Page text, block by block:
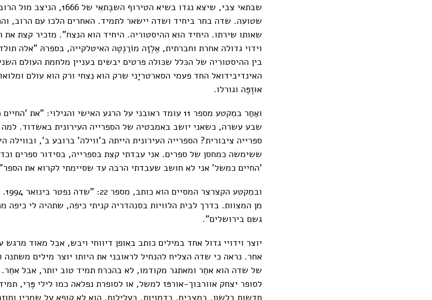
שבּתאי צבי, שיצא נגדו בשיא הטירוף
שטועה. שדה בחר ביחיד ושדה יישאר לתמיד. האחרים הלכו עם הרוב,
שאותו שירתו. היחיד הוא ההיסטוריה. היחיד הוא הנצח". מזכיר קצת
וידוי גדולה אחרת וחברתית, אֶלְזָה מוֹרַנְטֶה האיטלקייה, בספרהּ "אלה
בין ההיסטוריה של הכּלל שכּולה פרטים יבשים בעניין מלחמת העולם
האינדיבידואל החד פעמי הסארטריָני שרק הוא נִצחי ורק הוא עולם
אוּזֶפֶּה וגורלו.
ואַחַר במִקטע מספר 11 עומד ראובני על הרגע האישי והגילוי: "את
שבע עשרה, כשאני יושב באמבטיה של הספרייה העירונית באשדוד.
ספרייה ציבורית? הספרייה העירונית הייתה ב'ווילה' ברובע ב', ובווילה
ששימשה כמחסן של ספרים. אני עבדתי קצת בספרייה, בסידור ספרים
'החיים כמשל' אני לא חושב שעבדתי הרבה עד שסיימתי לקרוא את
מן המצוות. בדרך לבית הלוויות בסנהדריה קניתי כיפה, שתהיה לי כיפה
גשם בירושלים".
יוצר וידויי גדול אחד במילים כותב באופן דיווחי ויבש, אבל מאוד מרגש
אחר. נראה כי שדה הצליח להנחיל לראובני את היותו יוצר מילים משתנה
של שדה הוא אחֵר ומאתגר מקודמו, לא בהכרח תמיד טוב יותר, אבל
לסופר יצחק אוורבּוך-אורפּז למשל, או לסופרת נפלאה כמו לילי פֶּרִי,
חדשות בלשון, במצבים, בדמויות, בעלילות. הוא לא קופא על שמריו